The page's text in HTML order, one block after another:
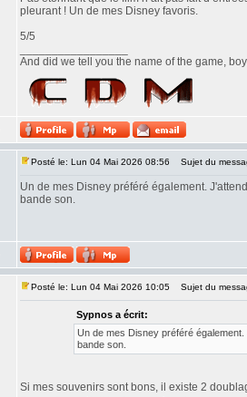
pleurant ! Un de mes Disney favoris.
5/5
And did we tell you the name of the game,
Posté le: Lun 04 Mai 2026 08:56 Sujet du
Un de mes Disney préféré également.
bande son.
Posté le: Lun 04 Mai 2026 10:05 Sujet du
Sypnos a écrit:
Un de mes Disney préféré
bande son.
Si mes souvenirs sont bons, il existe 2